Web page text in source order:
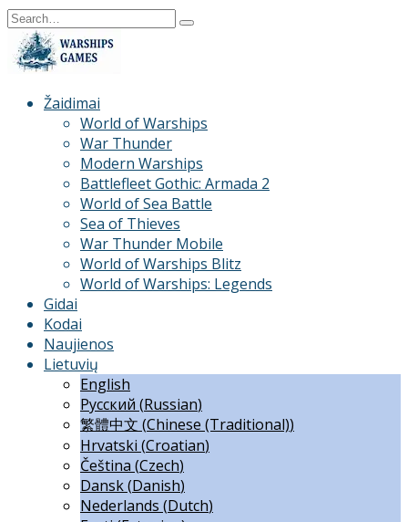
Skip
to
content
Search
for:
Žaidimai
World of Warships
War Thunder
Modern Warships
Battlefleet Gothic: Armada 2
World of Sea Battle
Sea of Thieves
War Thunder Mobile
World of Warships Blitz
World of Warships: Legends
Gidai
Kodai
Naujienos
Lietuvių
English
Русский (Russian)
繁體中文 (Chinese (Traditional))
Hrvatski (Croatian)
Čeština (Czech)
Dansk(Danish)
Nederlands (Dutch)